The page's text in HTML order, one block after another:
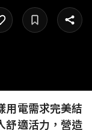
用電需求完美結
舒適活力，營造